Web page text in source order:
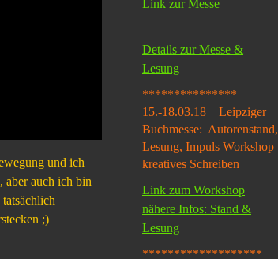
und ich
aber auch ich bin
;)
Link zur Messe
Details zur Messe &
Lesung
***************
15.-18.03.18 Leipziger
Buchmesse: Autorenstand,
Lesung, Impuls Workshop
kreatives Schreiben
Link zum Workshop
nähere Infos: Stand &
Lesung
*******************